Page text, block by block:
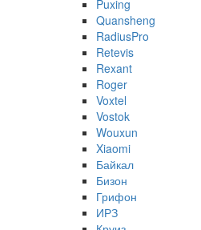
Puxing
Quansheng
RadiusPro
Retevis
Rexant
Roger
Voxtel
Vostok
Wouxun
Xiaomi
Байкал
Бизон
Грифон
ИРЗ